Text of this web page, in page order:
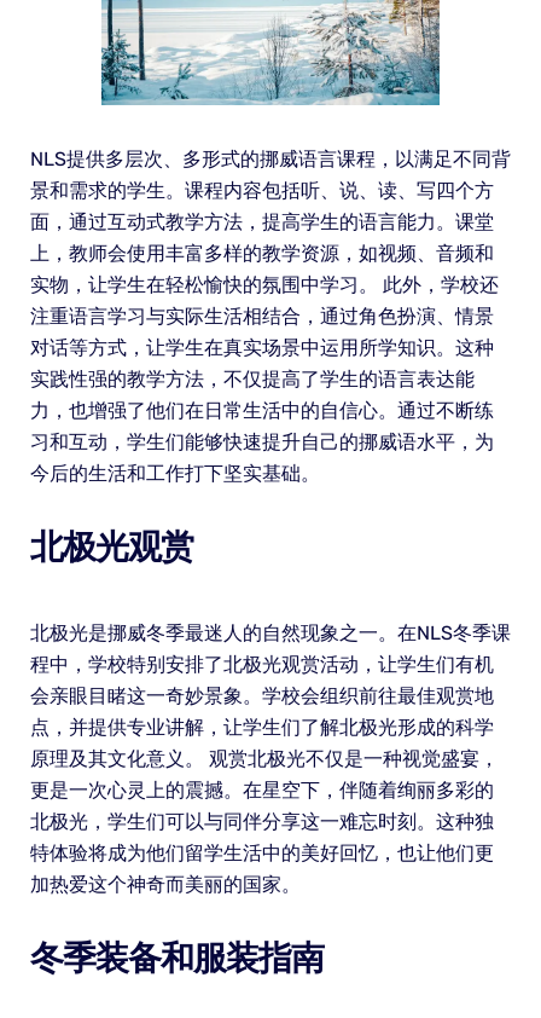
NLS提供多层次、多形式的挪威语言课程，以满足不同背
景和需求的学生。课程内容包括听、说、读、写四个方
面，通过互动式教学方法，提高学生的语言能力。课堂
上，教师会使用丰富多样的教学资源，如视频、音频和
实物，让学生在轻松愉快的氛围中学习。 此外，学校还
注重语言学习与实际生活相结合，通过角色扮演、情景
对话等方式，让学生在真实场景中运用所学知识。这种
实践性强的教学方法，不仅提高了学生的语言表达能
力，也增强了他们在日常生活中的自信心。通过不断练
习和互动，学生们能够快速提升自己的挪威语水平，为
今后的生活和工作打下坚实基础。
北极光观赏
北极光是挪威冬季最迷人的自然现象之一。在NLS冬季课
程中，学校特别安排了北极光观赏活动，让学生们有机
会亲眼目睹这一奇妙景象。学校会组织前往最佳观赏地
点，并提供专业讲解，让学生们了解北极光形成的科学
原理及其文化意义。 观赏北极光不仅是一种视觉盛宴，
更是一次心灵上的震撼。在星空下，伴随着绚丽多彩的
北极光，学生们可以与同伴分享这一难忘时刻。这种独
特体验将成为他们留学生活中的美好回忆，也让他们更
加热爱这个神奇而美丽的国家。
冬季装备和服装指南